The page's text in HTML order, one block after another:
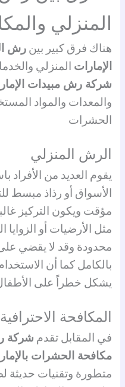
المنزلي
هناك فرق كبير بينرش
الإمارات المنزلي
شركة رش مبيدات
والمعدات والمواد
الحشرات
الرش المنزلي
يقوم العديد من الأفراد
الأسواق أو رذاذ
مؤقت ويكون التركيز
مثل الأرضيات أو
محدودة وقد لا يقضي
بالكامل كما أن
يشكل خطراً على الأطفال
المكافحة الاحترافية
في المقابل تقدم شركة
مكافحة الحشرات
متطورة وتقنيات حديثة